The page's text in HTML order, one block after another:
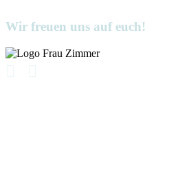
Wir freuen uns auf euch!